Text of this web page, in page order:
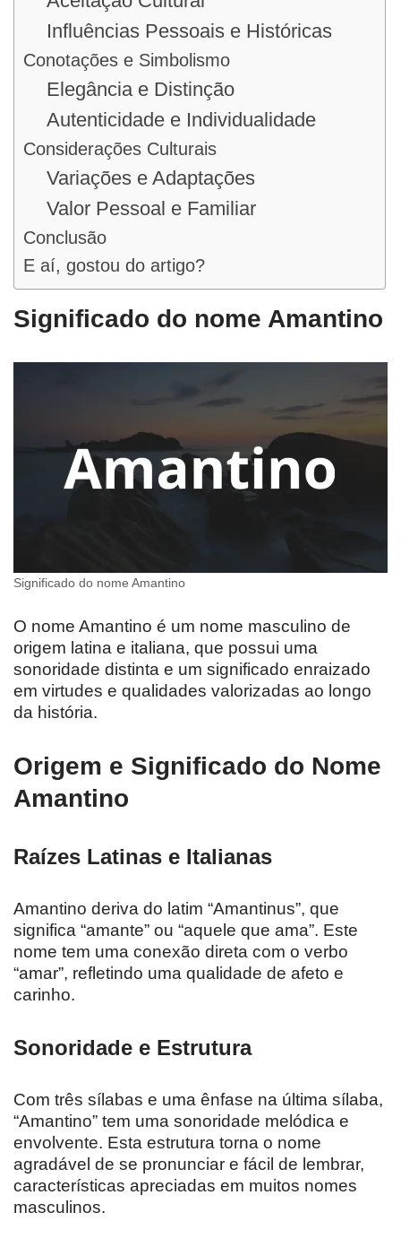
Influências Pessoais e Históricas
Conotações e Simbolismo
Elegância e Distinção
Autenticidade e Individualidade
Considerações Culturais
Variações e Adaptações
Valor Pessoal e Familiar
Conclusão
E aí, gostou do artigo?
Significado do nome Amantino
Significado do nome Amantino
O nome Amantino é um nome masculino de
origem latina e italiana, que possui uma
sonoridade distinta e um significado enraizado
em virtudes e qualidades valorizadas ao longo
da história.
Origem e Significado do Nome
Amantino
Raízes Latinas e Italianas
Amantino deriva do latim “Amantinus”, que
significa “amante” ou “aquele que ama”. Este
nome tem uma conexão direta com o verbo
“amar”, refletindo uma qualidade de afeto e
carinho.
Sonoridade e Estrutura
Com três sílabas e uma ênfase na última sílaba,
“Amantino” tem uma sonoridade melódica e
envolvente. Esta estrutura torna o nome
agradável de se pronunciar e fácil de lembrar,
características apreciadas em muitos nomes
masculinos.